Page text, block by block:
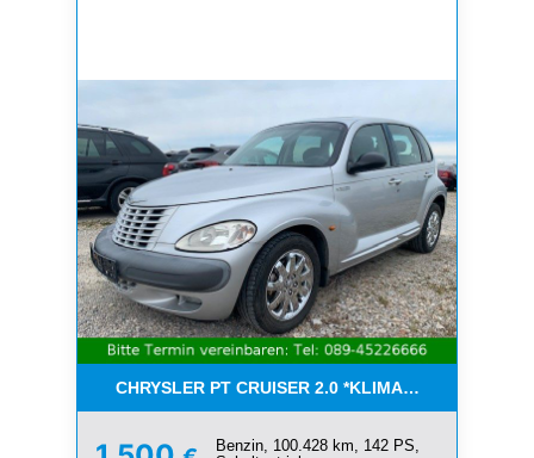
CHRYSLER PT CRUISER 2.0
Benzin, 100.428 km, 142 PS,